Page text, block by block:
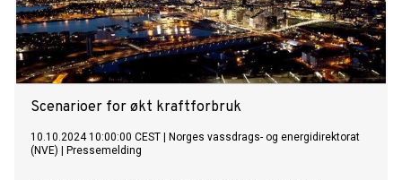
Scenarioer for økt kraftforbruk
10.10.2024 10:00:00 CEST
Norges vassdrags- og energidirektorat
(NVE)
Pressemelding